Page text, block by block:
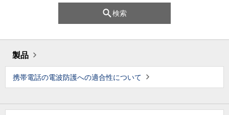
検索
製品
携帯電話の電波防護への適合性について